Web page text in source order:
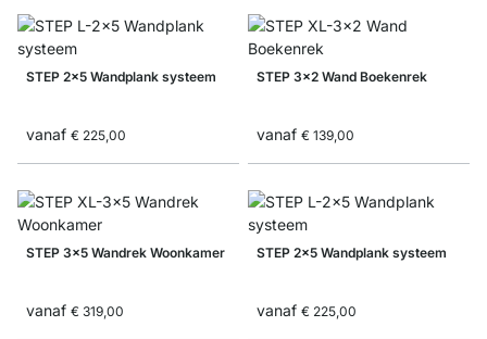
STEP 2x5 Wandplank systeem
vanaf € 225,00
STEP 3x2 Wand Boekenrek
vanaf € 139,00
STEP 3x5 Wandrek Woonkamer
vanaf € 319,00
STEP 2x5 Wandplank systeem
vanaf € 225,00